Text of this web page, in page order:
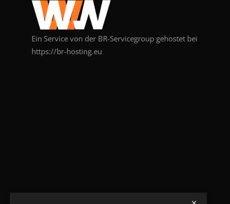
Ein Service von der BR-Servicegroup gehostet bei
https://br-hosting.eu